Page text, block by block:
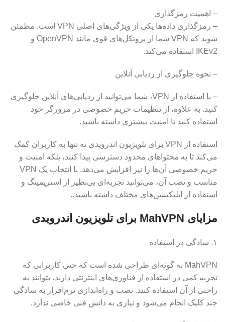
– اهمیت رمزگذاری
– رمزگذاری داده‌ها یکی از ویژگی‌های اصلی VPN است. مطمئن
شوید که VPN شما از پروتکل‌های قوی مانند OpenVPN و
IKEv2 استفاده می‌کند.
– نحوه جلوگیری از ردیابی آنلاین
– با استفاده از VPN، شما می‌توانید از ردیابی‌های آنلاین جلوگیری
کنید. به علاوه، از تنظیمات حریم خصوصی در مرورگر خود
استفاده کنید تا امنیت بیشتری داشته باشید.
استفاده از VPN برای تلویزیون اندرویدی نه تنها به کاربران کمک
می‌کند تا به محتواهای محدود دسترسی پیدا کنند، بلکه امنیت و
حریم خصوصی آن‌ها را نیز افزایش می‌دهد. با انتخاب یک VPN
مناسب و نصب آن، می‌توانید تجربه‌ای بی‌نظیر از استریمینگ و
استفاده از اپلیکیشن‌های مختلف داشته باشید..
مزایای MahVPN برای تلویزیون اندرویدی
۱. سادگی در استفاده
MahVPN به گونه‌ای طراحی شده است که حتی کاربرانی که
تجربه کمی در استفاده از فناوری‌های اینترنتی دارند، بتوانند به
راحتی از آن استفاده کنند. نصب و راه‌اندازی نرم‌افزار به سادگی
چند کلیک انجام می‌شود و نیازی به دانش فنی خاصی ندارد.